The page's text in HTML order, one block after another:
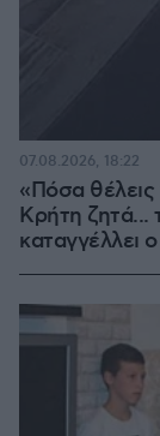
«Πόσα θέλεις
Κρήτη ζητά...
καταγγέλλει
07.08.2026, 18:22